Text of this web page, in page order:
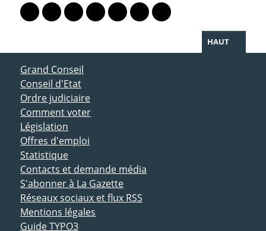
Lien vers le profil Mastodon
Lien vers le profil Bluesky
Lien vers le profil Instagram
Lien vers le profil Linkedin
Lien vers le profil Facebook
Lien vers le profil Twitter
Partager par WhatsApp
HAUT
ACCÈS DIRECT
Grand Conseil
Conseil d'Etat
Ordre judiciaire
Comment voter
Législation
Offres d'emploi
Statistique
Contacts et demande média
S'abonner à La Gazette
Réseaux sociaux et flux RSS
Mentions légales
Guide TYPO3